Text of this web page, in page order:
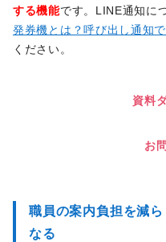
する機能です。LINE通知に
発券機とは？呼び出し通知
ください。
資料
お 問
職員の案内負担を減
なる